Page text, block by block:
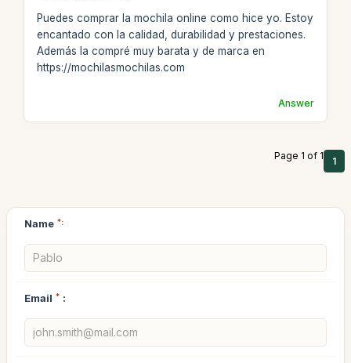
Puedes comprar la mochila online como hice yo. Estoy
encantado con la calidad, durabilidad y prestaciones.
Además la compré muy barata y de marca en
https://mochilasmochilas.com
Answer
Page 1 of 1 1
Name *:
Email * :